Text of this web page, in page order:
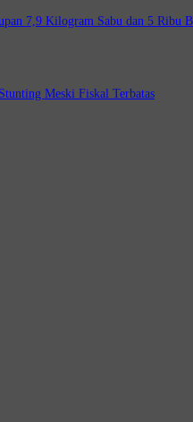
7,9 Kilogram Sabu dan 5 Ribu
Meski Fiskal Terbatas